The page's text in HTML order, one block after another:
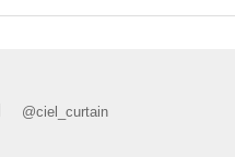
@ciel_curtain